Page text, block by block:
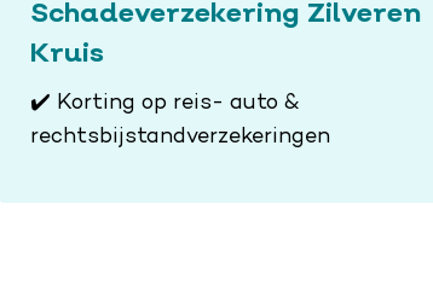
Schadeverzekering Zilveren
Kruis
✔️ Korting op reis- auto &
rechtsbijstandverzekeringen